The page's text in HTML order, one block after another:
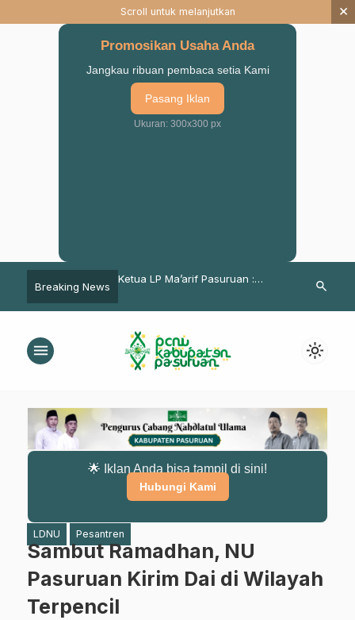
Scroll untuk melanjutkan ×
Promosikan Usaha Anda
Jangkau ribuan pembaca setia Kami
Pasang Iklan
Ukuran: 300x300 px
Breaking News
& Kemenag
Ketua LP Ma’arif Pasuruan :
Dikamas Menarik di Sekolah
Pesan
Winongan
search
menu light_mode
🌟 Iklan Anda bisa tampil di sini!
Hubungi Kami
LDNU Pesantren
Sambut Ramadhan, NU
Pasuruan Kirim Dai di Wilayah
Terpencil